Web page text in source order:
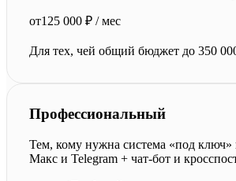
от125 000 ₽ / мес
Для тех, чей общий бюджет до 350
Профессиональный
Тем, кому нужна система «под ключ»
Макс и Telegram + чат-бот и